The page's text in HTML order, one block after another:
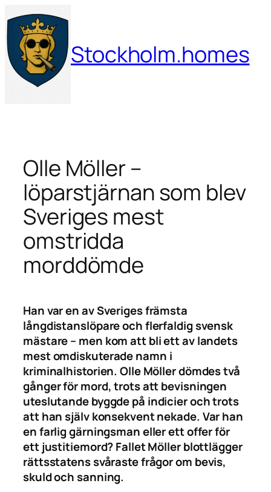
Hoppa
till
innehåll
Stockholm.homes
Olle Möller –
löparstjärnan som blev
Sveriges mest
omstridda
morddömde
Han var en av Sveriges främsta
långdistanslöpare och flerfaldig svensk
mästare – men kom att bli ett av landets
mest omdiskuterade namn i
kriminalhistorien. Olle Möller dömdes två
gånger för mord, trots att bevisningen
uteslutande byggde på indicier och trots
att han själv konsekvent nekade. Var han
en farlig gärningsman eller ett offer för
ett justitiemord? Fallet Möller blottlägger
rättsstatens svåraste frågor om bevis,
skuld och sanning.